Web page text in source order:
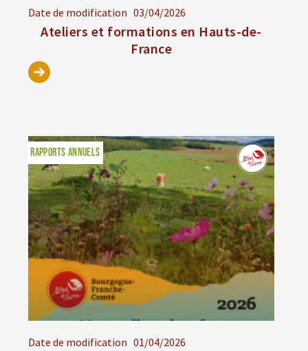
Date de modification 03/04/2026
Ateliers et formations en Hauts-de-
France
Date de modification 01/04/2026
RAPPORTS ANNUELS